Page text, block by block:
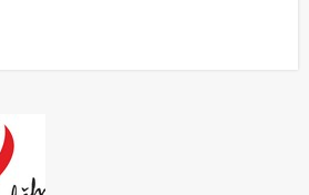
běh PePa